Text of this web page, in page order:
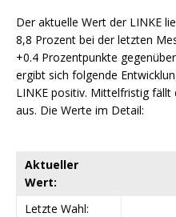
Der aktuelle Wert der LINKE
8,8 Prozent bei der letzten
+0.4 Prozentpunkte
ergibt sich folgende
LINKE positiv. Mittelfristig
aus. Die Werte im Detail:
Aktueller
Wert:
Letzte Wahl: